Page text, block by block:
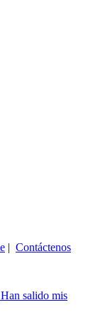
| Contáctenos
Han salido mis